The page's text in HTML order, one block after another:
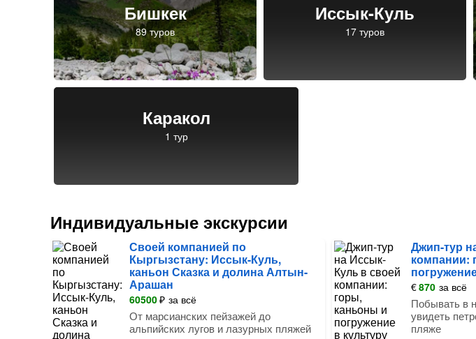
Бишкек Иссык-Куль
Каракол
Индивидуальные экскурсии
Своей компанией по
Кыргызстану: Иссык-Куль,
каньон Сказка и долина Алтын-
Арашан
60500₽ за всё
От марсианских пейзажей до
альпийских лугов и лазурных пляжей
Джип-тур
компании:
€870 за всё
Побывать в
увидеть
пляже